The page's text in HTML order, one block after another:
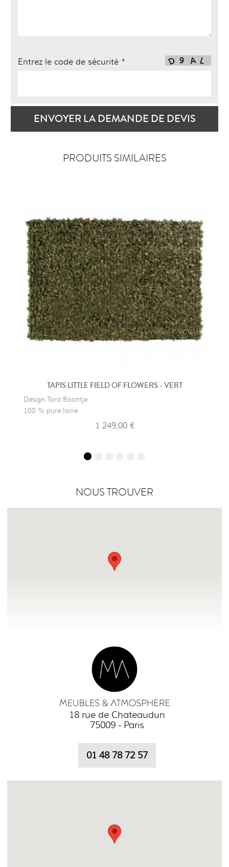
Entrez le code de sécurité *
ENVOYER LA DEMANDE DE DEVIS
PRODUITS SIMILAIRES
TAPIS LITTLE FIELD OF FLOWERS - VERT
· Design Tord Boontje
· 100 % pure laine
1 249,00 €
NOUS TROUVER
18 rue de Chateaudun
75009 - Paris
01 48 78 72 57